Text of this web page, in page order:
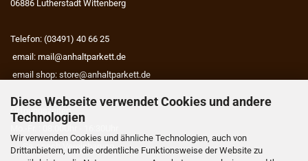
Diese Webseite verwendet Cookies und andere
Technologien
Wir verwenden Cookies und ähnliche Technologien, auch von
Drittanbietern, um die ordentliche Funktionsweise der Website zu
06886 Lutherstadt Wittenberg
Telefon: (03491) 40 66 25
email: mail@anhaltparkett.de
email shop: store@anhaltparkett.de
Öffnungszeiten
Mo.-Fr. : 08:00Uhr - 16:30Uhr
Sa. : nach Vereinbarung